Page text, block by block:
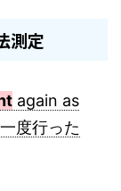
測定
again as
度行った